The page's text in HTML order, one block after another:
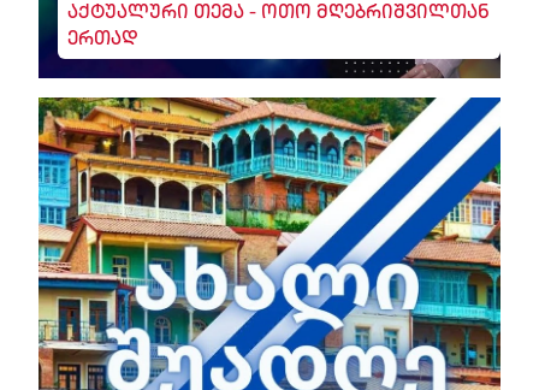
აქტუალური თემა - ოთო მღებრიშვილთან
ერთად